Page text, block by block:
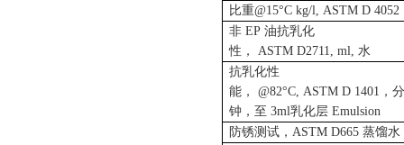
比重@15°C kg/l, ASTM D 4052
非 EP 油抗乳化
性， ASTM D2711, ml, 水
抗乳化性
能， @82°C, ASTM D 1401 ，分
钟，至 3ml乳化层 Emulsion
防锈测试， ASTM D665 蒸馏水